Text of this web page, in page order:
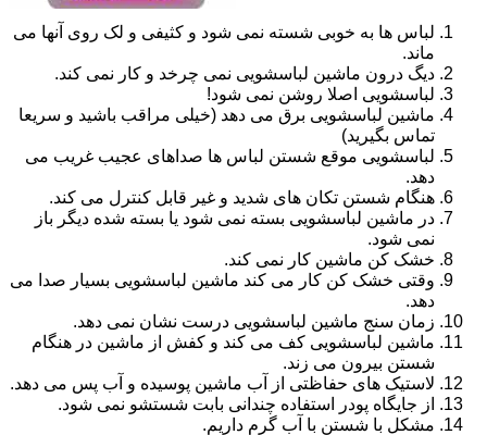
لباس ها به خوبی شسته نمی شود و کثیفی و لک روی آنها می
ماند.
دیگ درون ماشین لباسشویی نمی چرخد و کار نمی کند.
لباسشویی اصلا روشن نمی شود!
ماشین لباسشویی برق می دهد (خیلی مراقب باشید و سریعا
تماس بگیرید)
لباسشویی موقع شستن لباس ها صداهای عجیب غریب می
دهد.
هنگام شستن تکان های شدید و غیر قابل کنترل می کند.
در ماشین لباسشویی بسته نمی شود یا بسته شده دیگر باز
نمی شود.
خشک کن ماشین کار نمی کند.
وقتی خشک کن کار می کند ماشین لباسشویی بسیار صدا می
دهد.
زمان سنج ماشین لباسشویی درست نشان نمی دهد.
ماشین لباسشویی کف می کند و کفش از ماشین در هنگام
شستن بیرون می زند.
لاستیک های حفاظتی از آب ماشین پوسیده و آب پس می دهد.
از جایگاه پودر استفاده چندانی بابت شستشو نمی شود.
مشکل با شستن با آب گرم داریم.